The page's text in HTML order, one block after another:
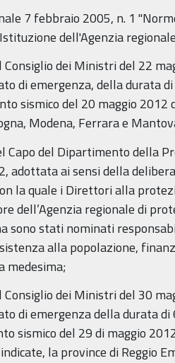
7 febbraio 2005, n. 1
dell'Agenzia
dei Ministri del 22
di emergenza, della durata
sismico del 20 maggio
Modena, Ferrara e
Capo del Dipartimento della
adottata ai sensi della
la quale i Direttori alla
dell’Agenzia regionale di
sono stati nominati
alla popolazione,
medesima;
dei Ministri del 30
di emergenza della durata
sismico del 29 di maggio
la province di Reggio